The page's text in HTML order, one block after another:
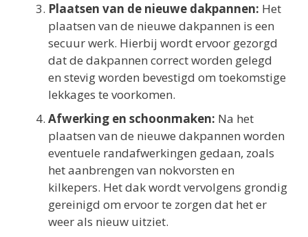
Plaatsen van de nieuwe dakpannen: Het
plaatsen van de nieuwe dakpannen is een
secuur werk. Hierbij wordt ervoor gezorgd
dat de dakpannen correct worden gelegd
en stevig worden bevestigd om toekomstige
lekkages te voorkomen.
Afwerking en schoonmaken: Na het
plaatsen van de nieuwe dakpannen worden
eventuele randafwerkingen gedaan, zoals
het aanbrengen van nokvorsten en
kilkepers. Het dak wordt vervolgens grondig
gereinigd om ervoor te zorgen dat het er
weer als nieuw uitziet.